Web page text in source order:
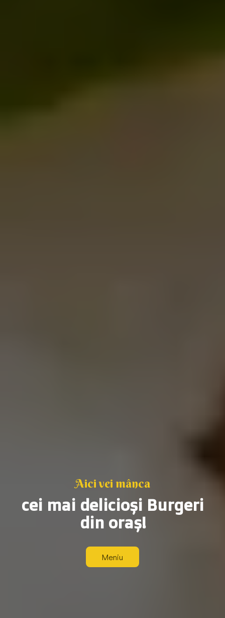
Aicivei mânca
cei mai delicioși Burgeri
din oraș!
Meniu